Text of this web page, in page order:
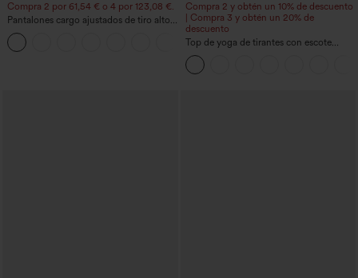
Compra 2 por 61,54 € o 4 por 123,08 €.
Pantalones cargo ajustados de tiro alto
con múltiples bolsillos y cremallera con
botones
+10
Compra 2 y obtén un 10% de descuento
| Compra 3 y obtén un 20% de
descuento
Top de yoga de tirantes con escote
redondo, fruncido y tacto fresco -
UPF50+